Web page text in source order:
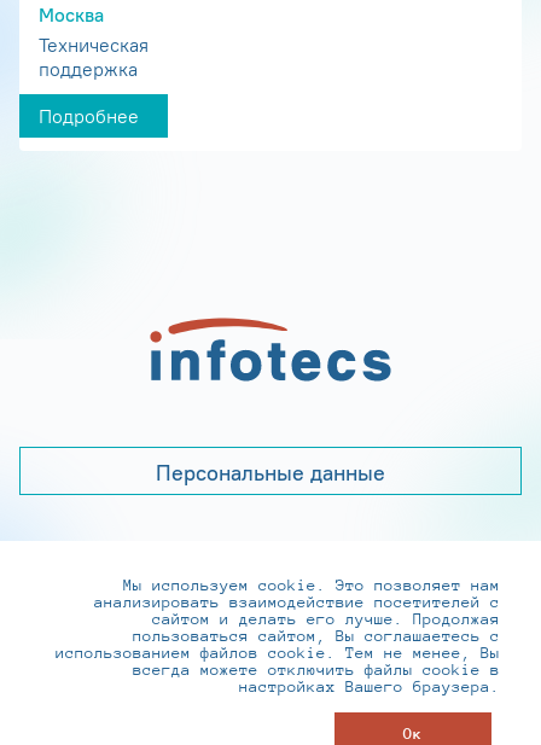
Москва
Техническая
поддержка
Подробнее
Персональные данные
+7 (495) 737-6192, 8-800-250-0-260
practice@infotecs.ru,hr@infotecs.ru
127273, г. Москва, Отрадная ул., 2Б строение 1
Мы используем cookie. Это позволяет нам
анализировать взаимодействие посетителей с
сайтом и делать его лучше. Продолжая
пользоваться сайтом, Вы соглашаетесь с
использованием файлов cookie. Тем не менее, Вы
всегда можете отключить файлы cookie в
настройках Вашего браузера.
Ок